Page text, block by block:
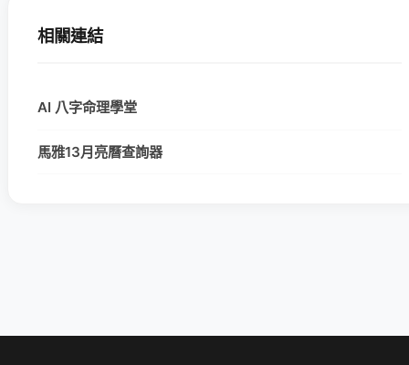
相關連結
AI 八字命理學堂
馬雅13月亮曆查詢器